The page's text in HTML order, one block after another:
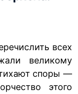
всех
великому
споры —
этого